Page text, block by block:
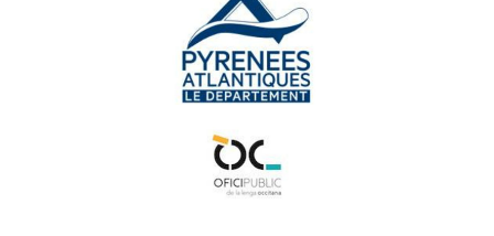
Mathieu Barès
En Gaouach : L'Ama Lassa